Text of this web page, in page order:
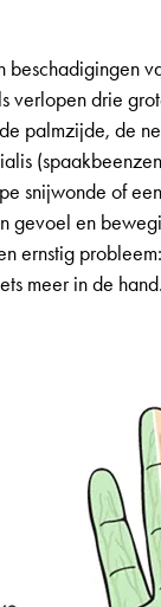
beschadigingen
verlopen drie
palmzijde, de
snijwonde of
gevoel en
ernstig
meer in de hand.